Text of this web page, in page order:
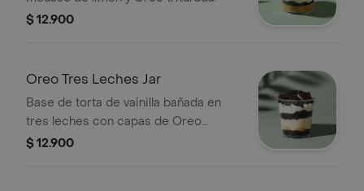
$ 12.900
Oreo Tres Leches Jar
Base de torta de vainilla bañada en
tres leches con capas de Oreo
triturada.
$ 12.900